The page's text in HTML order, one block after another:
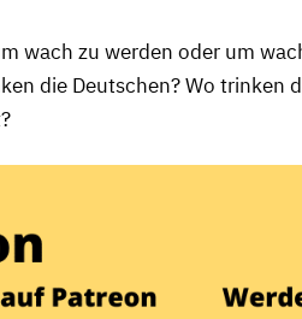
wach zu werden oder um
die Deutschen? Wo trinken